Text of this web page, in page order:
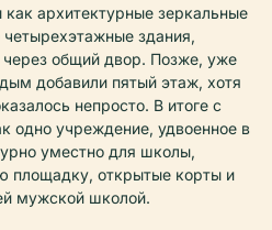
архитектурные зеркальные
здания,
общий двор. Позже, уже
добавили пятый этаж, хотя
непросто. В итоге с
одно учреждение, удвоенное в
уместно для школы,
площадку, открытые корты и
мужской школой.